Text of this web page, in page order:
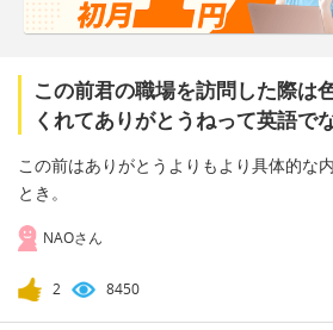
この前君の職場を訪問した際は
くれてありがとうねって英語で
この前はありがとうよりもより具体的な
とき。
NAOさん
2 8450